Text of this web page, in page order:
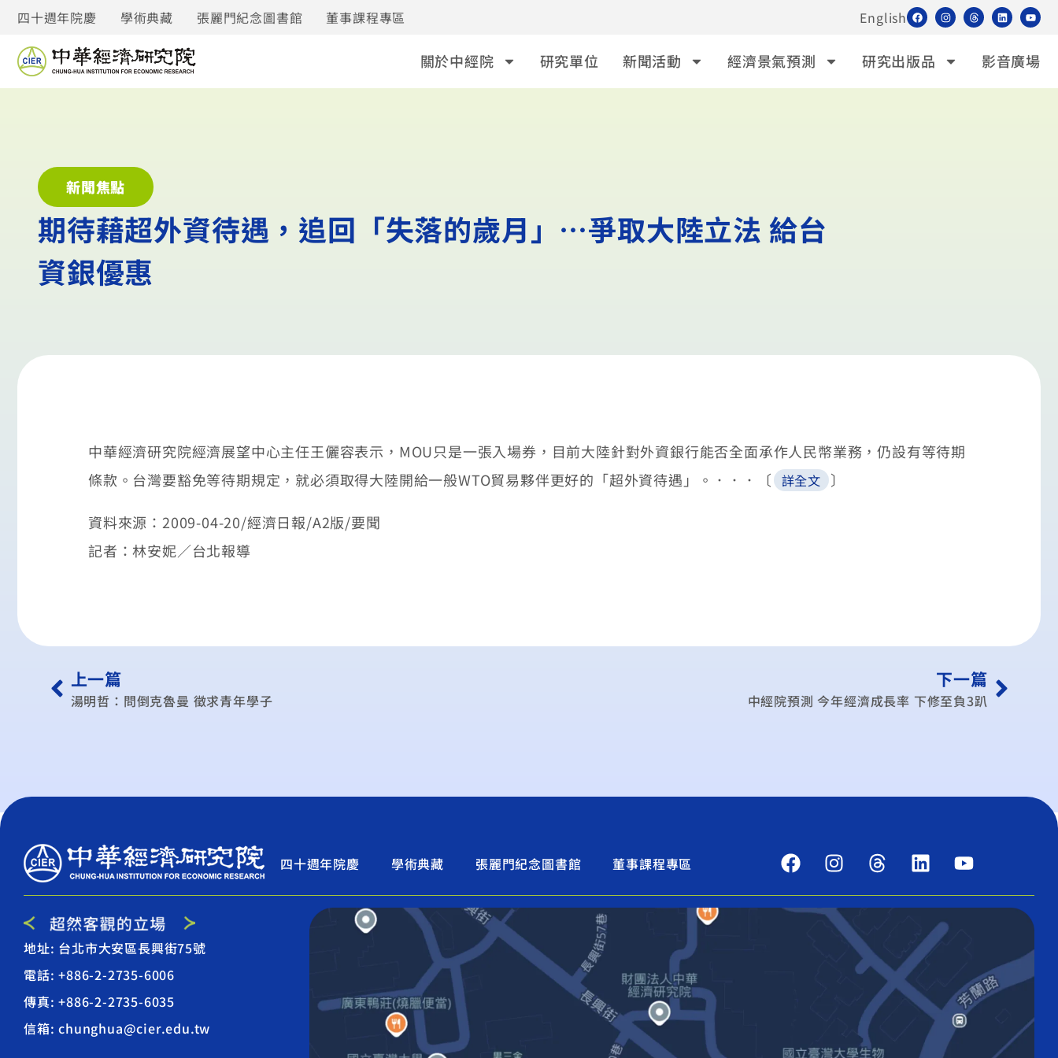
四十週年院慶 學術典藏 張麗門紀念圖書館 董事課程專區 English
關於中經院 研究單位 新聞活動 經濟景氣預測 研究出版品 影音廣場
新聞焦點
期待藉超外資待遇，追回「失落的歲月」…爭取大陸立法 給台
資銀優惠
中華經濟研究院經濟展望中心主任王儷容表示，MOU只是一張入場券，目前大陸針對外資銀行能否全面承作人民幣業務，仍設有等待期
條款。台灣要豁免等待期規定，就必須取得大陸開給一般WTO貿易夥伴更好的「超外資待遇」。．．．〔 詳全文 〕
資料來源：2009-04-20/經濟日報/A2版/要聞
記者：林安妮／台北報導
上一篇
湯明哲：問倒克魯曼 徵求青年學子
下一篇
中經院預測 今年經濟成長率 下修至負3趴
四十週年院慶 學術典藏 張麗門紀念圖書館 董事課程專區
地址: 台北市大安區長興街75號
電話: +886-2-2735-6006
傳真: +886-2-2735-6035
信箱: chunghua@cier.edu.tw